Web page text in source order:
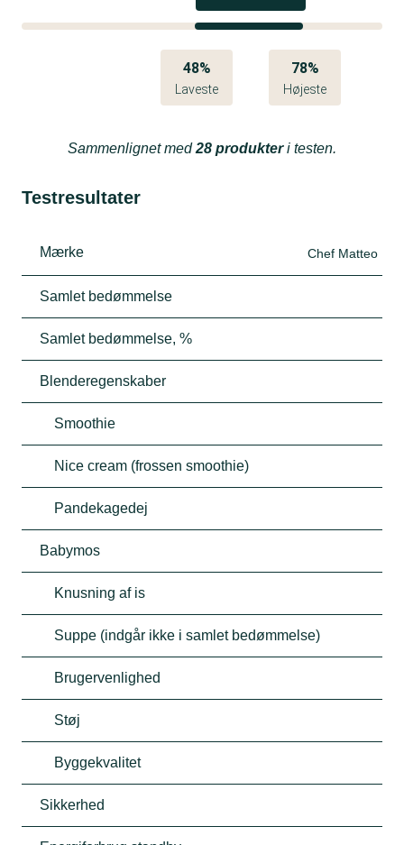
48%
Laveste
78%
Højeste
Sammenlignet med28 produkteri testen.
Testresultater
Mærke Chef Matteo
Samlet bedømmelse
Samlet bedømmelse, %
Blenderegenskaber
Smoothie
Nice cream (frossen smoothie)
Pandekagedej
Babymos
Knusning af is
Suppe (indgår ikke i samlet bedømmelse)
Brugervenlighed
Støj
Byggekvalitet
Sikkerhed